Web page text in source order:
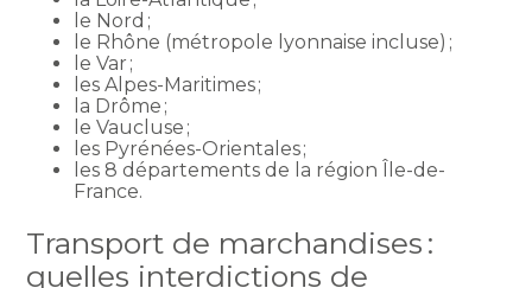
le Nord ;
le Rhône (métropole lyonnaise incluse) ;
le Var ;
les Alpes-Maritimes ;
la Drôme ;
le Vaucluse ;
les Pyrénées-Orientales ;
les 8 départements de la région Île-de-
France.
Transport de marchandises :
quelles interdictions de